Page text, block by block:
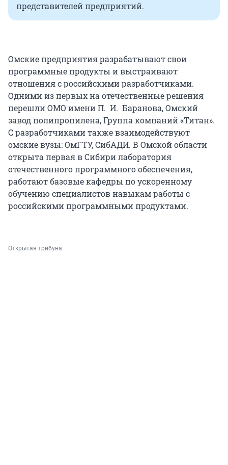
представителей предприятий.
Омские предприятия разрабатывают свои
программные продукты и выстраивают
отношения с российскими разработчиками.
Одними из первых на отечественные решения
перешли ОМО имени П. И. Баранова, Омский
завод полипропилена, Группа компаний «Титан».
С разработчиками также взаимодействуют
омские вузы: ОмГТУ, СибАДИ. В Омской области
открыта первая в Сибири лаборатория
отечественного программного обеспечения,
работают базовые кафедры по ускоренному
обучению специалистов навыкам работы с
российскими программными продуктами.
Открытая трибуна.